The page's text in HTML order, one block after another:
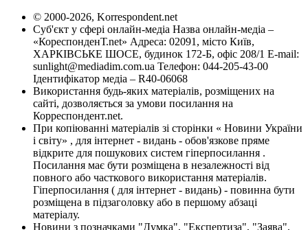
© 2000-2026, Korrespondent.net
Суб'єкт у сфері онлайн-медіа Назва онлайн-медіа –
«КореспонденТ.net» Адреса: 02091, місто Київ,
ХАРКІВСЬКЕ ШОСЕ, будинок 172-Б, офіс 208/1 E-mail:
sunlight@mediadim.com.ua Телефон: 044-205-43-00
Ідентифікатор медіа – R40-06068
Використання будь-яких матеріалів, розміщених на
сайті, дозволяється за умови посилання на
Корреспондент.net.
При копіюванні матеріалів зі сторінки « Новини України
і світу» , для інтернет - видань - обов'язкове пряме
відкрите для пошукових систем гіперпосилання .
Посилання має бути розміщена в незалежності від
повного або часткового використання матеріалів.
Гіперпосилання ( для інтернет - видань) - повинна бути
розміщена в підзаголовку або в першому абзаці
матеріалу.
Новини з позначками "Думка", "Експертиза", "Заява",